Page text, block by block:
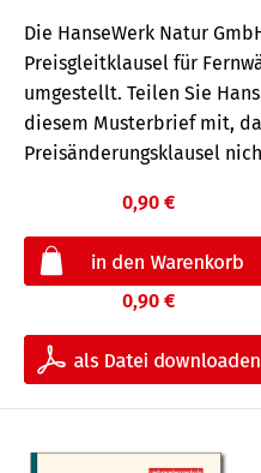
Die HanseWerk Natur
Preisgleitklausel für
umgestellt. Teilen Sie
diesem Musterbrief mit,
Preisänderungsklausel
0,90 €
0,90 €